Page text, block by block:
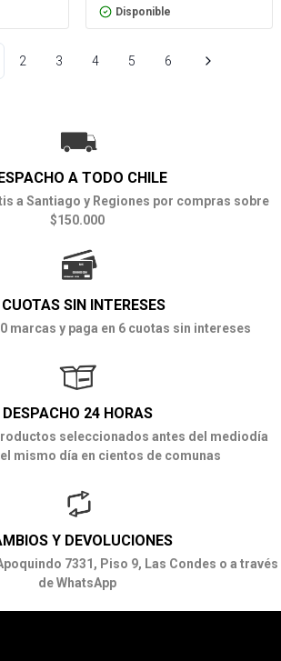
Disponible
2 3 4 5 6
A TODO CHILE
a Santiago y Regiones por compras sobre
$150.000
SIN INTERESES
marcas y paga en 6 cuotas sin intereses
DESPACHO 24 HORAS
seleccionados antes del mediodía
mismo día en cientos de comunas
Y DEVOLUCIONES
7331, Piso 9, Las Condes o a través
de WhatsApp